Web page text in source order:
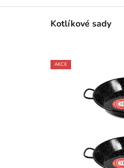
Kotlíkové sady
AKCE